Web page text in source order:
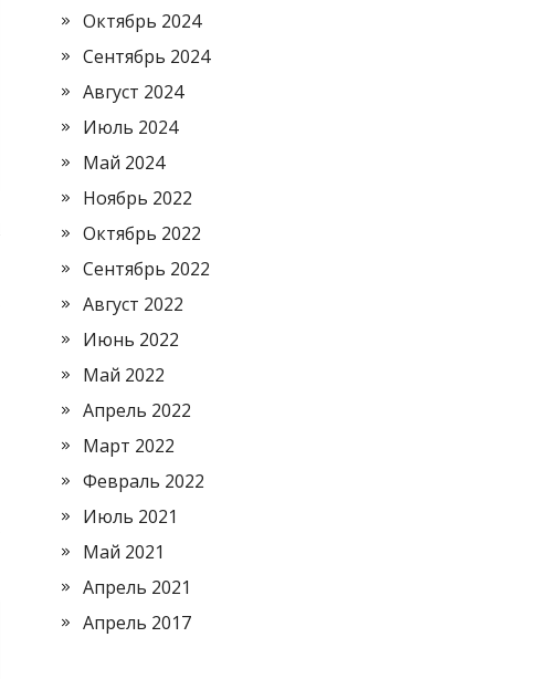
Октябрь 2024
Сентябрь 2024
Август 2024
Июль 2024
Май 2024
Ноябрь 2022
Октябрь 2022
Сентябрь 2022
Август 2022
Июнь 2022
Май 2022
Апрель 2022
Март 2022
Февраль 2022
Июль 2021
Май 2021
Апрель 2021
Апрель 2017